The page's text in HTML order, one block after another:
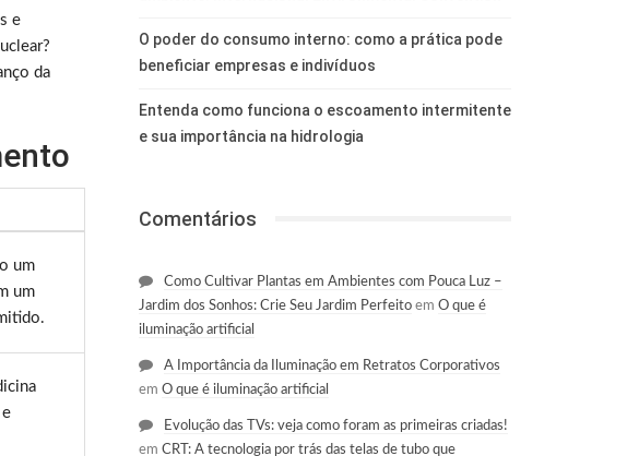
e
da
um
um
O poder do consumo interno: como a prática pode
beneficiar empresas e indivíduos
Entenda como funciona o escoamento intermitente
e sua importância na hidrologia
Comentários
Como Cultivar Plantas em Ambientes com Pouca Luz –
Jardim dos Sonhos: Crie Seu Jardim Perfeitoem O que é
iluminação artificial
A Importância da Iluminação em Retratos Corporativos
em O que é iluminação artificial
Evolução das TVs: veja como foram as primeiras criadas!
em CRT: A tecnologia por trás das telas de tubo que